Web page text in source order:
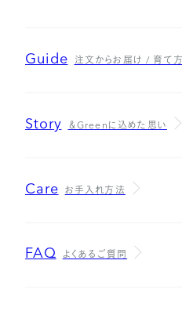
Guide 注文からお届け / 育て方
Story ＆Greenに込めた思い
Care お手入れ方法
FAQ よくあるご質問